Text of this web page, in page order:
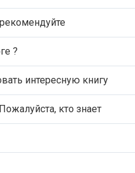
?
интересную книгу
кто знает